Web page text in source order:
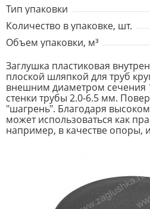
Тип упаковки
Количество в упаковке, шт.
Объем упаковки, м³
Заглушка пластиковая
плоской шляпкой для труб
внешним диаметром
стенки трубы 2.0-6.5 мм.
"шагрень". Благодаря
может использоваться как
например, в качестве опоры,